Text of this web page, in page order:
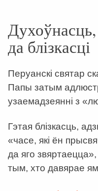
да блізкасці
Перуанскі святар
Папы затым
узаемадзеянні з
Гэтая блізкасць,
«часе, які ён
да яго
тым, хто давярае